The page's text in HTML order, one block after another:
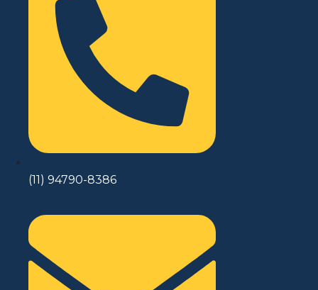
(11) 94790-8386